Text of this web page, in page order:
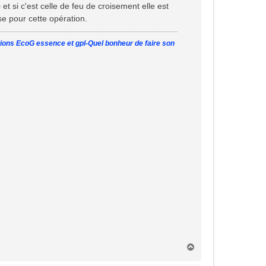
si c'est celle de feu de croisement elle est
pour cette opération.
EcoG essence et gpl-Quel bonheur de faire son